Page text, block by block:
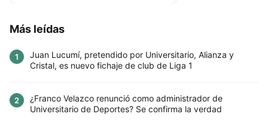
Más leídas
1
Juan Lucumí, pretendido por Universitario, Alianza y
Cristal, es nuevo fichaje de club de Liga 1
2
¿Franco Velazco renunció como administrador de
Universitario de Deportes? Se confirma la verdad